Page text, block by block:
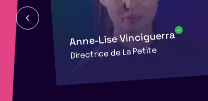
Anne-Lise Vinciguerra
Directrice de La Petite